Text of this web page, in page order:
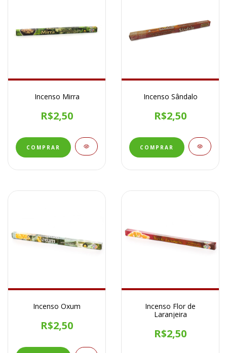
Incenso Mirra
R$2,50
Incenso Sândalo
R$2,50
Incenso Oxum
R$2,50
Incenso Flor de
Laranjeira
R$2,50